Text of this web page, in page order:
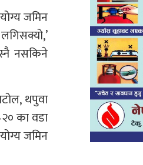
जमिन
नसकिने
थपुवा
का वडा
जमिन